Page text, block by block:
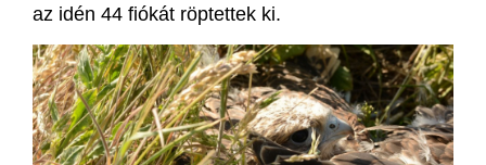
az idén 44 fiókát röptettek ki.